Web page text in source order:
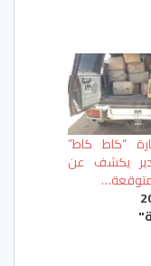
“كاط كاط”
يكشف عن